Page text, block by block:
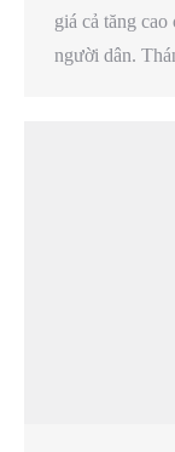
giá cả tăng
người dân.